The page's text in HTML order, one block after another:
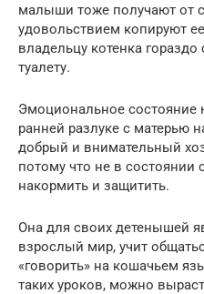
малыши тоже получают от
удовольствием копируют
владельцу котенка
туалету.
Эмоциональное состояние
ранней разлуке с матерью
добрый и внимательный
потому что не в состоянии
накормить и защитить.
Она для своих детенышей
взрослый мир, учит
«говорить» на кошачьем
таких уроков, можно